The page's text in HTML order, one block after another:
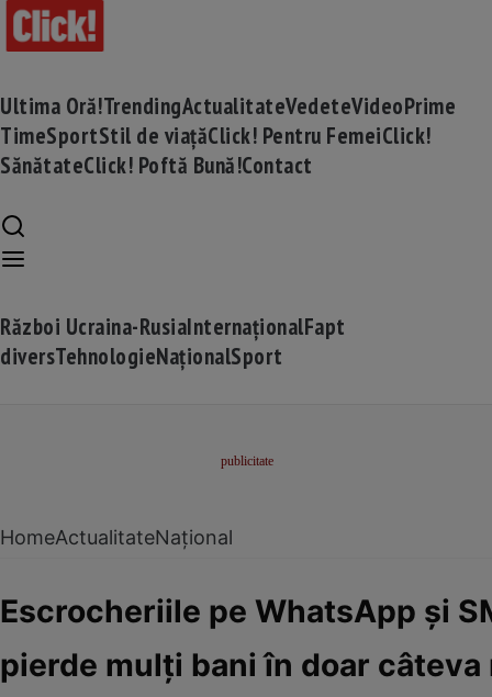
Ultima Oră!TrendingActualitateVedeteVideoPrime
TimeSportStil de viațăClick! Pentru FemeiClick!
SănătateClick! Poftă Bună!Contact
Război Ucraina-RusiaInternaționalFapt
diversTehnologieNaționalSport
HomeActualitateNațional
Escrocheriile pe WhatsApp și
pierde mulți bani în doar câteva